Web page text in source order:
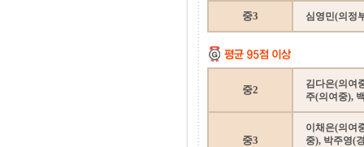
중3 심영민(의정
중2
김다은(의여
주(의여중),
중3
이채은(의여
중), 박주영(